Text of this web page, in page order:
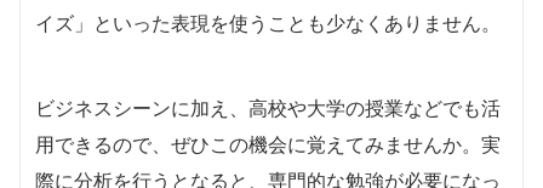
イズ」といった表現を使うことも少なくありません。
ビジネスシーンに加え、高校や大学の授業などでも活
用できるので、ぜひこの機会に覚えてみませんか。実
際に分析を行うとなると、専門的な勉強が必要になっ